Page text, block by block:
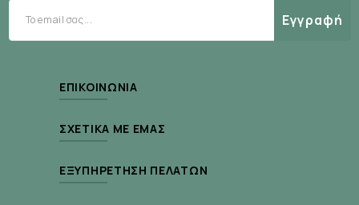
Κατάλληλο για χορτοφάγους και vegans
Το EnergyGel δεν είναι πάρα πολύ γλυκό και όχι τόσο
όλους τους απαραίτητους ηλεκτρολύτες για τη
Εγγραφή
ΕΠΙΚΟΙΝΩΝΊΑ
ΣΧΕΤΙΚΆ ΜΕ ΕΜΆΣ
ΕΞΥΠΗΡΈΤΗΣΗ ΠΕΛΑΤΏΝ